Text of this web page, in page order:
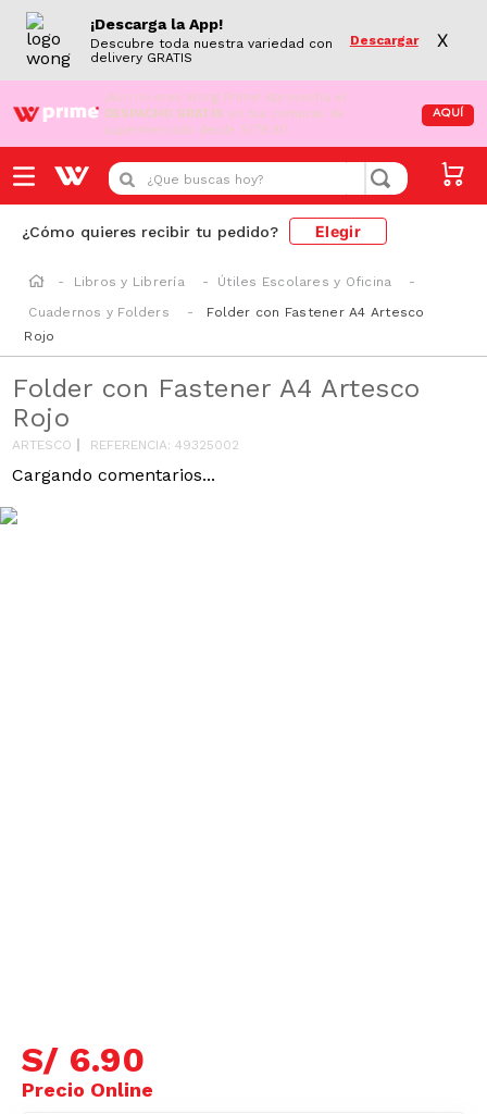
¡Descarga la App!
Descubre toda nuestra variedad con
delivery GRATIS
Descargar X
¡Aún no eres Wong Prime! Aprovecha el
DESPACHO GRATIS en tus compras de
supermercado desde S/79.90
AQUÍ
¿Que buscas hoy?
¿Cómo quieres recibir tu pedido? Elegir
Libros y Librería
Útiles Escolares y Oficina
Cuadernos y Folders
Folder con Fastener A4 Artesco
Rojo
Folder con Fastener A4 Artesco
Rojo
ARTESCO REFERENCIA:49325002
Cargando comentarios...
S/ 6.90